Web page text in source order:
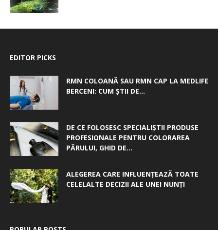
EDITOR PICKS
RMN COLOANĂ SAU RMN CAP LA MEDLIFE
BERCENI: CUM ȘTII DE...
DE CE FOLOSESC SPECIALIȘTII PRODUSE
PROFESIONALE PENTRU COLORAREA
PĂRULUI, GHID DE...
ALEGEREA CARE INFLUENȚEAZĂ TOATE
CELELALTE DECIZII ALE UNEI NUNȚI